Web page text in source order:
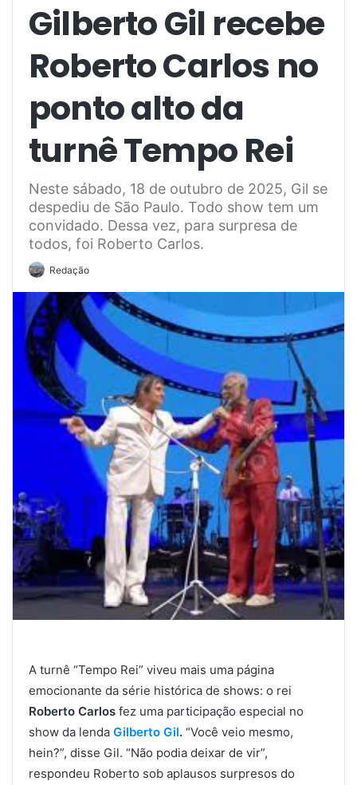
Gilberto Gil recebe
Roberto Carlos no
ponto alto da
turnê Tempo Rei
Neste sábado, 18 de outubro de 2025, Gil se
despediu de São Paulo. Todo show tem um
convidado. Dessa vez, para surpresa de
todos, foi Roberto Carlos.
Redação
A turnê “Tempo Rei” viveu mais uma página
emocionante da série histórica de shows: o rei
Roberto Carlos fez uma participação especial no
show da lenda Gilberto Gil. “Você veio mesmo,
hein?”, disse Gil. “Não podia deixar de vir”,
respondeu Roberto sob aplausos surpresos do